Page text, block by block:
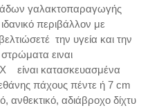
γαλακτοπαραγωγής
περιβάλλον με
την υγεία και την
ειναι
είναι κατασκευασμένα
πάχους πέντε ή 7 cm
ανθεκτικό, αδιάβροχο δίχτυ